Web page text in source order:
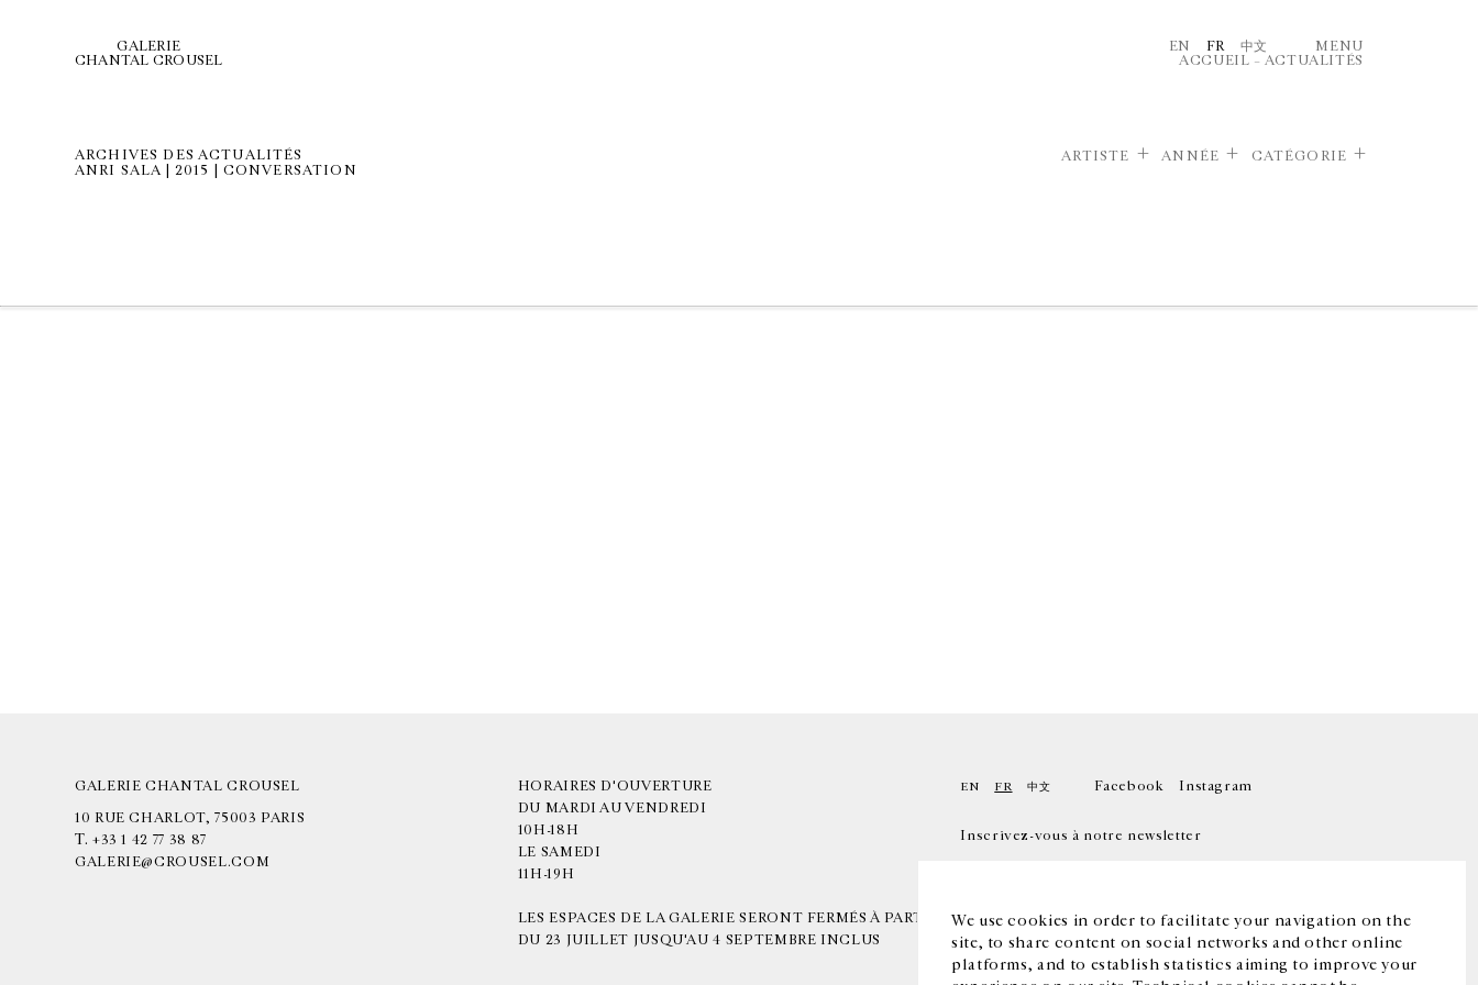
We use cookies in order to facilitate your navigation on the
site, to share content on social networks and other online
platforms, and to establish statistics aiming to improve your
GALERIE
CHANTAL CROUSEL
EN FR 中文
MENU
ACCUEIL – ACTUALITÉS
ARCHIVES DES ACTUALITÉS
ANRI SALA | 2015 | CONVERSATION
ARTISTE ANNÉE CATÉGORIE
GALERIE CHANTAL CROUSEL
10 RUE CHARLOT, 75003 PARIS
T. +33 1 42 77 38 87
GALERIE@CROUSEL.COM
HORAIRES D'OUVERTURE
DU MARDI AU VENDREDI
10H-18H
LE SAMEDI
11H-19H
LES ESPACES DE LA GALERIE SERONT FERMÉS À PARTIR
DU 23 JUILLET JUSQU'AU 4 SEPTEMBRE INCLUS
EN FR 中文 Facebook Instagram
Inscrivez-vous à notre newsletter